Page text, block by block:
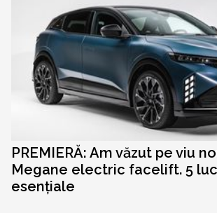
PREMIERĂ: Am văzut pe viu
Megane electric facelift. 5
esențiale